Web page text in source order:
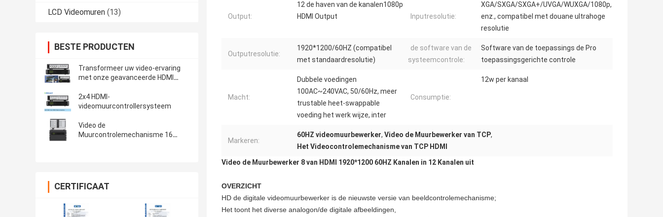
LCD Videomuren (13)
BESTE PRODUCTEN
Transformeer uw video-ervaring
met onze geavanceerde HDMI
2x4 HDMI-
videomuurcontrollersysteem
Video de
Muurcontrolemechanisme 16
CERTIFICAAT
Output:
12 de haven van de kanalen1080p
HDMI Output
Inputresolutie:
XGA/SXGA/SXGA+/UVGA/WUXGA/1080p,
enz., compatibel met douane ultrahoge
resolutie
Outputresolutie:
1920*1200/60HZ (compatibel
met standaardresolutie)
de software van de
systeemcontrole:
Software van de toepassings de Pro
toepassingsgerichte controle
Macht:
Dubbele voedingen
100AC~240VAC, 50/60Hz, meer
trustable heet-swappable
voeding het werk wijze, inter
Consumptie:
12w per kanaal
Markeren:
60HZ videomuurbewerker, Video de Muurbewerker van TCP,
Het Videocontrolemechanisme van TCP HDMI
Video de Muurbewerker 8 van HDMI 1920*1200 60HZ Kanalen in 12 Kanalen uit
OVERZICHT
HD de digitale videomuurbewerker is de nieuwste versie van beeldcontrolemechanisme;
Het toont het diverse analogon/de digitale afbeeldingen,